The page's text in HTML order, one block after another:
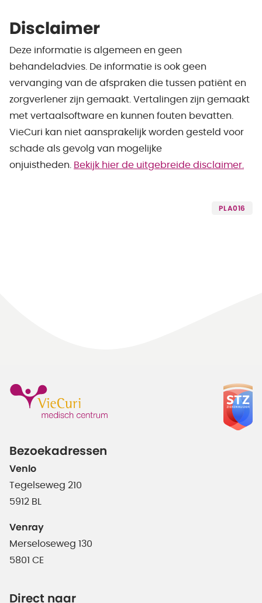
Disclaimer
Deze informatie is algemeen en geen
behandeladvies. De informatie is ook geen
vervanging van de afspraken die tussen patiënt en
zorgverlener zijn gemaakt. Vertalingen zijn gemaakt
met vertaalsoftware en kunnen fouten bevatten.
VieCuri kan niet aansprakelijk worden gesteld voor
schade als gevolg van mogelijke
onjuistheden.
Bekijk hier de uitgebreide disclaimer.
PLA016
Bezoekadressen
Venlo
Tegelseweg 210
5912 BL
Venray
Merseloseweg 130
5801 CE
Direct naar